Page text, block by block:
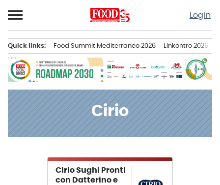
al
contenuto
Login
principale
Quick links: Food Summit Mediterraneo 2026 Linkontro 2026
Cirio
Cirio Sughi Pronti
con Datterino e